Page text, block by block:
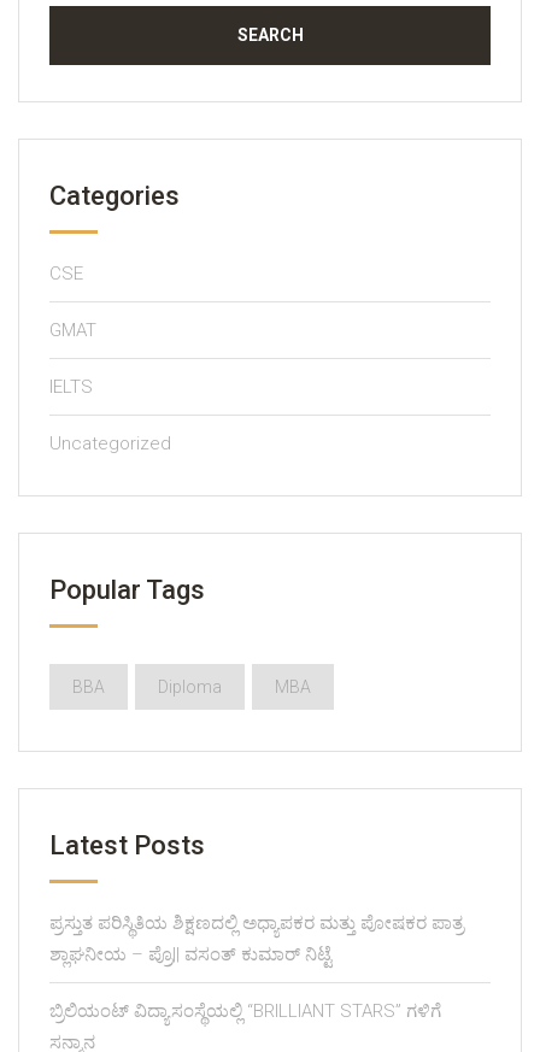
Categories
CSE
GMAT
IELTS
Uncategorized
Popular Tags
BBA Diploma MBA
Latest Posts
ಪ್ರಸ್ತುತ ಪರಿಸ್ಥಿತಿಯ ಶಿಕ್ಷಣದಲ್ಲಿ ಅಧ್ಯಾಪಕರ ಮತ್ತು ಪೋಷಕರ ಪಾತ್ರ
ಶ್ಲಾಘನೀಯ – ಪ್ರೊ|| ವಸಂತ್ ಕುಮಾರ್ ನಿಟ್ಟೆ
ಬ್ರಿಲಿಯಂಟ್ ವಿದ್ಯಾಸಂಸ್ಥೆಯಲ್ಲಿ “BRILLIANT STARS” ಗಳಿಗೆ
ಸನ್ಮಾನ